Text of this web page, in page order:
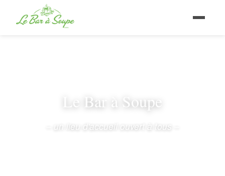
Le Bar à Soupe
– un lieu d'accueil ouvert à tous –